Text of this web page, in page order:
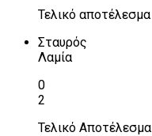
Τελικό αποτέλεσμα
Σταυρός
Λαμία
0
2
Τελικό Αποτέλεσμα